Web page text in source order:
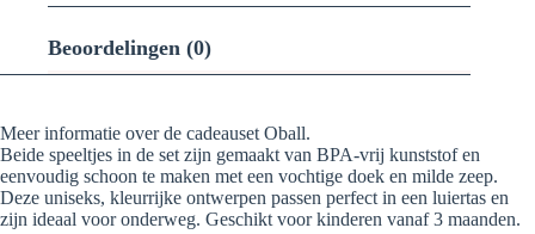
Beoordelingen (0)
Meer informatie over de cadeauset Oball.
Beide speeltjes in de set zijn gemaakt van BPA-vrij kunststof en
eenvoudig schoon te maken met een vochtige doek en milde zeep.
Deze uniseks, kleurrijke ontwerpen passen perfect in een luiertas en
zijn ideaal voor onderweg. Geschikt voor kinderen vanaf 3 maanden.